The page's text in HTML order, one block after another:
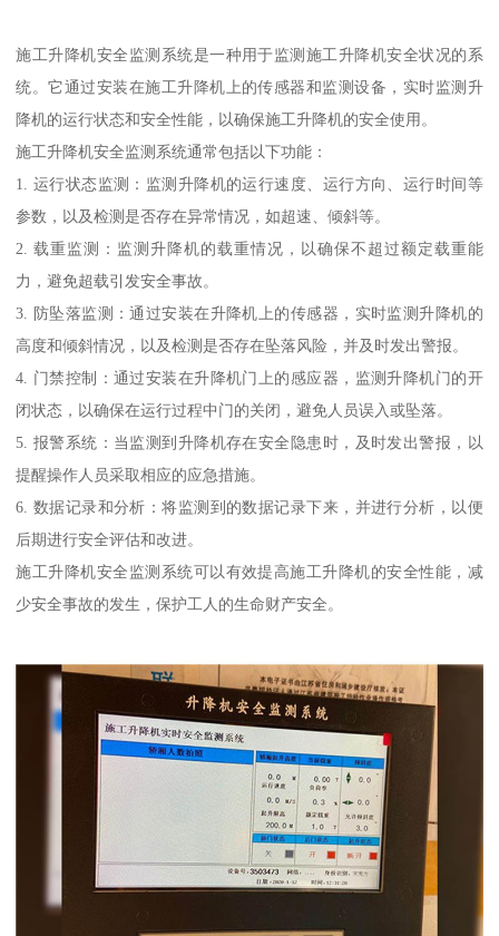
施工升降机安全监测系统是一种用于监测施工升降机安全状况的系
统。它通过安装在施工升降机上的传感器和监测设备，实时监测升
降机的运行状态和安全性能，以确保施工升降机的安全使用。
施工升降机安全监测系统通常包括以下功能：
1. 运行状态监测：监测升降机的运行速度、运行方向、运行时间等
参数，以及检测是否存在异常情况，如超速、倾斜等。
2. 载重监测：监测升降机的载重情况，以确保不超过额定载重能
力，避免超载引发安全事故。
3. 防坠落监测：通过安装在升降机上的传感器，实时监测升降机的
高度和倾斜情况，以及检测是否存在坠落风险，并及时发出警报。
4. 门禁控制：通过安装在升降机门上的感应器，监测升降机门的开
闭状态，以确保在运行过程中门的关闭，避免人员误入或坠落。
5. 报警系统：当监测到升降机存在安全隐患时，及时发出警报，以
提醒操作人员采取相应的应急措施。
6. 数据记录和分析：将监测到的数据记录下来，并进行分析，以便
后期进行安全评估和改进。
施工升降机安全监测系统可以有效提高施工升降机的安全性能，减
少安全事故的发生，保护工人的生命财产安全。